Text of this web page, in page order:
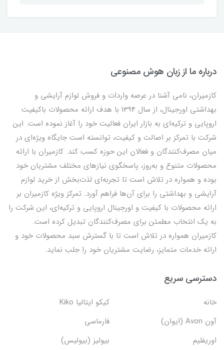
درباره ما از زبان هوش مصنوعی
کازمیران، نامی آشنا در عرصه واردات و فروش لوازم آرایشی و
بهداشتی اورجینال، از سال 1394 با هدف ارائه محصولات باکیفیت
اروپایی و ترکیه‌ای به بازار ایران فعالیت خود را آغاز نموده است. این
شرکت با تمرکز بر اصالت و کیفیت، توانسته است جایگاه ویژه‌ای در
میان مصرف‌کنندگان و فعالان این حوزه کسب کند. کازمیران با ارائه
محصولات متنوع و به‌روز، پاسخگوی نیازهای مختلف مشتریان خود
بوده و همواره در تلاش است تا تجربه‌ای لذت‌بخش از خرید لوازم
آرایشی و بهداشتی را برای آن‌ها فراهم آورد. تمرکز ویژه کازمیران بر
ارائه محصولات با کیفیت و اورجینال اروپایی و ترکیه‌ای، این شرکت را
به یک انتخاب مطمئن برای مصرف‌کنندگان تبدیل کرده است.
کازمیران همواره در تلاش است تا با گسترش سبد محصولات خود و
ارائه خدمات متمایز، رضایت مشتریان خود را جلب نماید.
دسترسی سریع
خانه
کیکو ایتالیا Kiko
آون Avon (ایوان)
فارماسی
اوریفلیم
بیولیز (بیولیس)